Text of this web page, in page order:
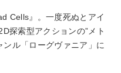
Cells』。一度死ぬとアイ
探索型アクションの”メト
ンル「ローグヴァニア」に